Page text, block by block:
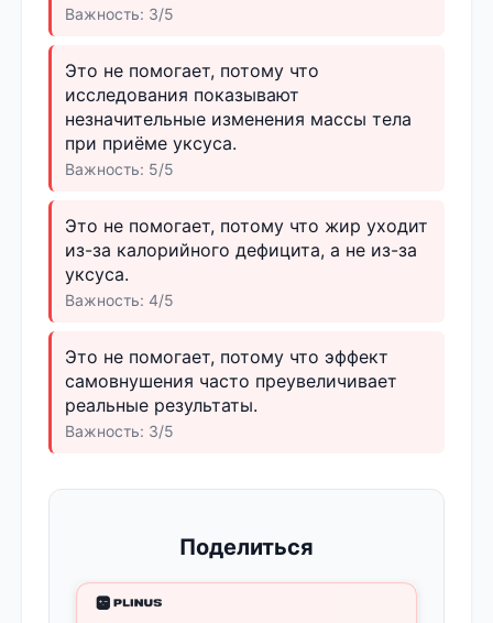
Важность: 3/5
Это не помогает, потому что
исследования показывают
незначительные изменения массы тела
при приёме уксуса.
Важность: 5/5
Это не помогает, потому что жир уходит
из-за калорийного дефицита, а не из-за
уксуса.
Важность: 4/5
Это не помогает, потому что эффект
самовнушения часто преувеличивает
реальные результаты.
Важность: 3/5
Поделиться